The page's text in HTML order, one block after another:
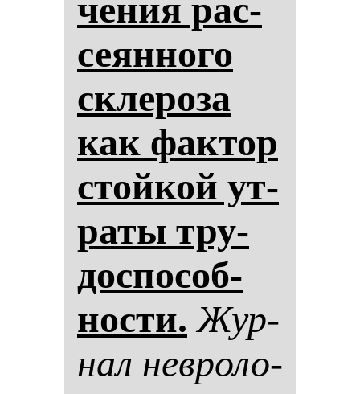
че­ния рас­
се­ян­но­го
скле­ро­за
как фак­тор
стой­кой ут­
ра­ты тру­
дос­по­соб­
нос­ти. Жур­
нал нев­ро­ло­